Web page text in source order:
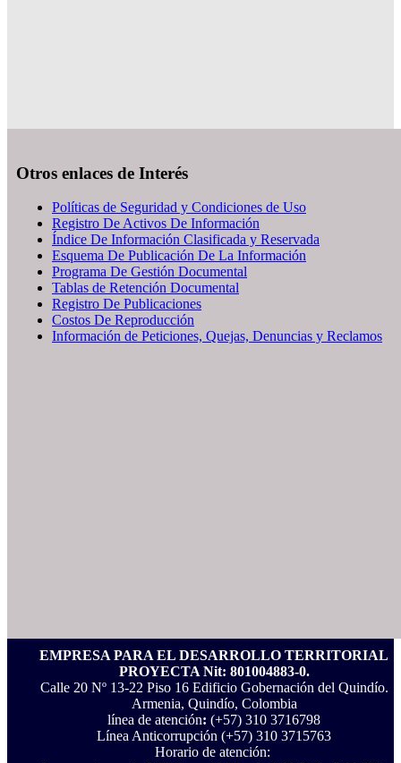
Otros enlaces de Interés
Políticas de Seguridad y Condiciones de Uso
Registro De Activos De Información
Índice De Información Clasificada y Reservada
Esquema De Publicación De La Información
Programa De Gestión Documental
Tablas de Retención Documental
Registro De Publicaciones
Costos De Reproducción
Información de Peticiones, Quejas, Denuncias y Reclamos
EMPRESA PARA EL DESARROLLO TERRITORIAL
PROYECTA Nit: 801004883-0.
Calle 20 Nº 13-22 Piso 16 Edificio Gobernación del Quindío.
Armenia, Quindío, Colombia
línea de atención: (+57) 310 3716798
Línea Anticorrupción ‪(+57) 310 3715763‬
Horario de atención: